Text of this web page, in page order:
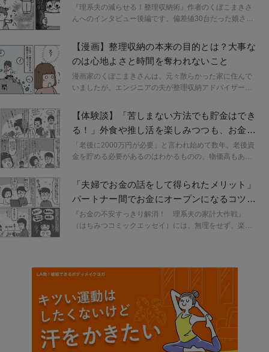
のがすぐ取り出せる「暮らしやすさ」を追求する設計の
ような考え方とのことです。
『理系夫の減らせる！整理収納術』作者のくぼこまきさ
んへのインタビュー後編です。偏差値30台だった娘さん
したこと。教材の仕分けから始め、何をすべきか把握
し、くぼさんご自身にとっても負担のない方法でのサポ
ートの工夫をしました。また地震や火災の経験から、日
頃より物が少ない状態を保ったり、必要な物の場所を把
握したりすることが、快適さだけでなく安全な暮らしに
【漫画】整理収納の本来の目的とは？大事な
のは心地よさと時間を奪われないこと
漫画家のくぼこまきさんは、元々散らかった家に住んで
いましたが、エンジニアの夫が整理収納アドバイザーの
を減らすことに成功しました。ただ、生活が変わればも
のは増えます。第三話は収納ルールの続きです。整理収
納の真の目的についても考えます。※本記事は『理系夫
の減らせる！ 整理収納術』（はちみつコミックエッセ
イ）より編集・抜粋しました。
【体験談】「苦しまない方法でも貯金はでき
る！」外食や推し活を楽しみつつも、お金を
貯めるコツ
「老後に2000万円が必要」と言われ始めて数年。老後資
金を貯める必要があるのはわかるものの、物価高もあ
は。それに老後のために生きているのではなく、今の生
活だって楽しみたいですよね。『お金の不安すっきり解
消！ 理系夫の家計大作戦』（はちみつコミックエッセ
イ）では、お金を貯めつつも楽しく生きるヒントが描か
れています。作者のくぼこまきさんはK-POPの推し活も
「夫婦でお金の話をして得られたメリット」
パートナー間でお金にオープンになるコツと
は【経験談】
『お金の不安すっきり解消！ 理系夫の家計大作戦』
（はちみつコミックエッセイ）には、無理をせず、楽し
に夫婦でお金の話をするコツについてお話しいただきま
した。ほか「自分への投資」というお金の使い方や、25
歳で結婚した頃から家計管理に向き合ったことのメリッ
トもお伺いしています。